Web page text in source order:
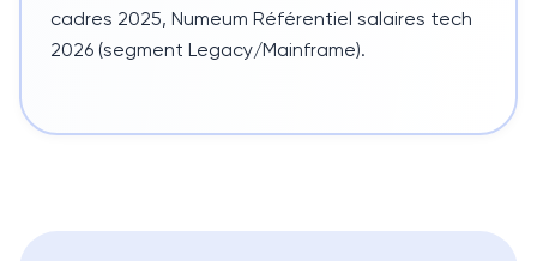
cadres 2025, Numeum Référentiel salaires tech
2026 (segment Legacy/Mainframe).